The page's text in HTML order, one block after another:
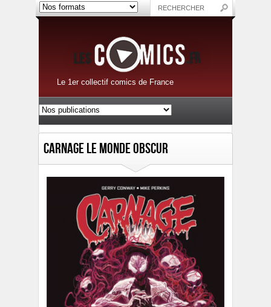
Le 1er collectif comics de France
Carnage Le Monde Obscur